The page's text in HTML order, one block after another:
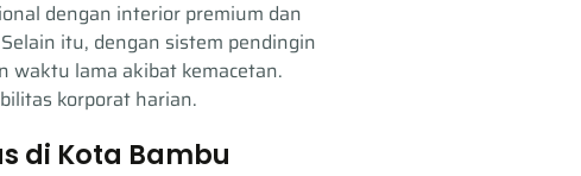
dengan interior premium dan
itu, dengan sistem pendingin
waktu lama akibat kemacetan.
korporat harian.
di Kota Bambu